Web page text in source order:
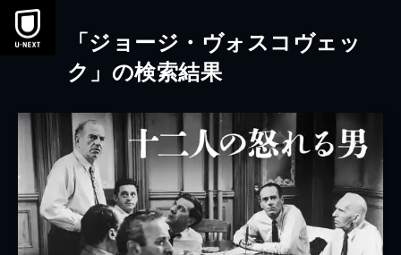
本文へスキップ
「ジョージ・ヴォスコヴェッ
ク」の検索結果